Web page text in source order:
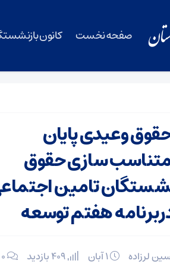
صفحه نخست کانون
وعیدی پایان
متناسب سازی حقوق
تامین
هفتم توسعه
لرزاده ۰